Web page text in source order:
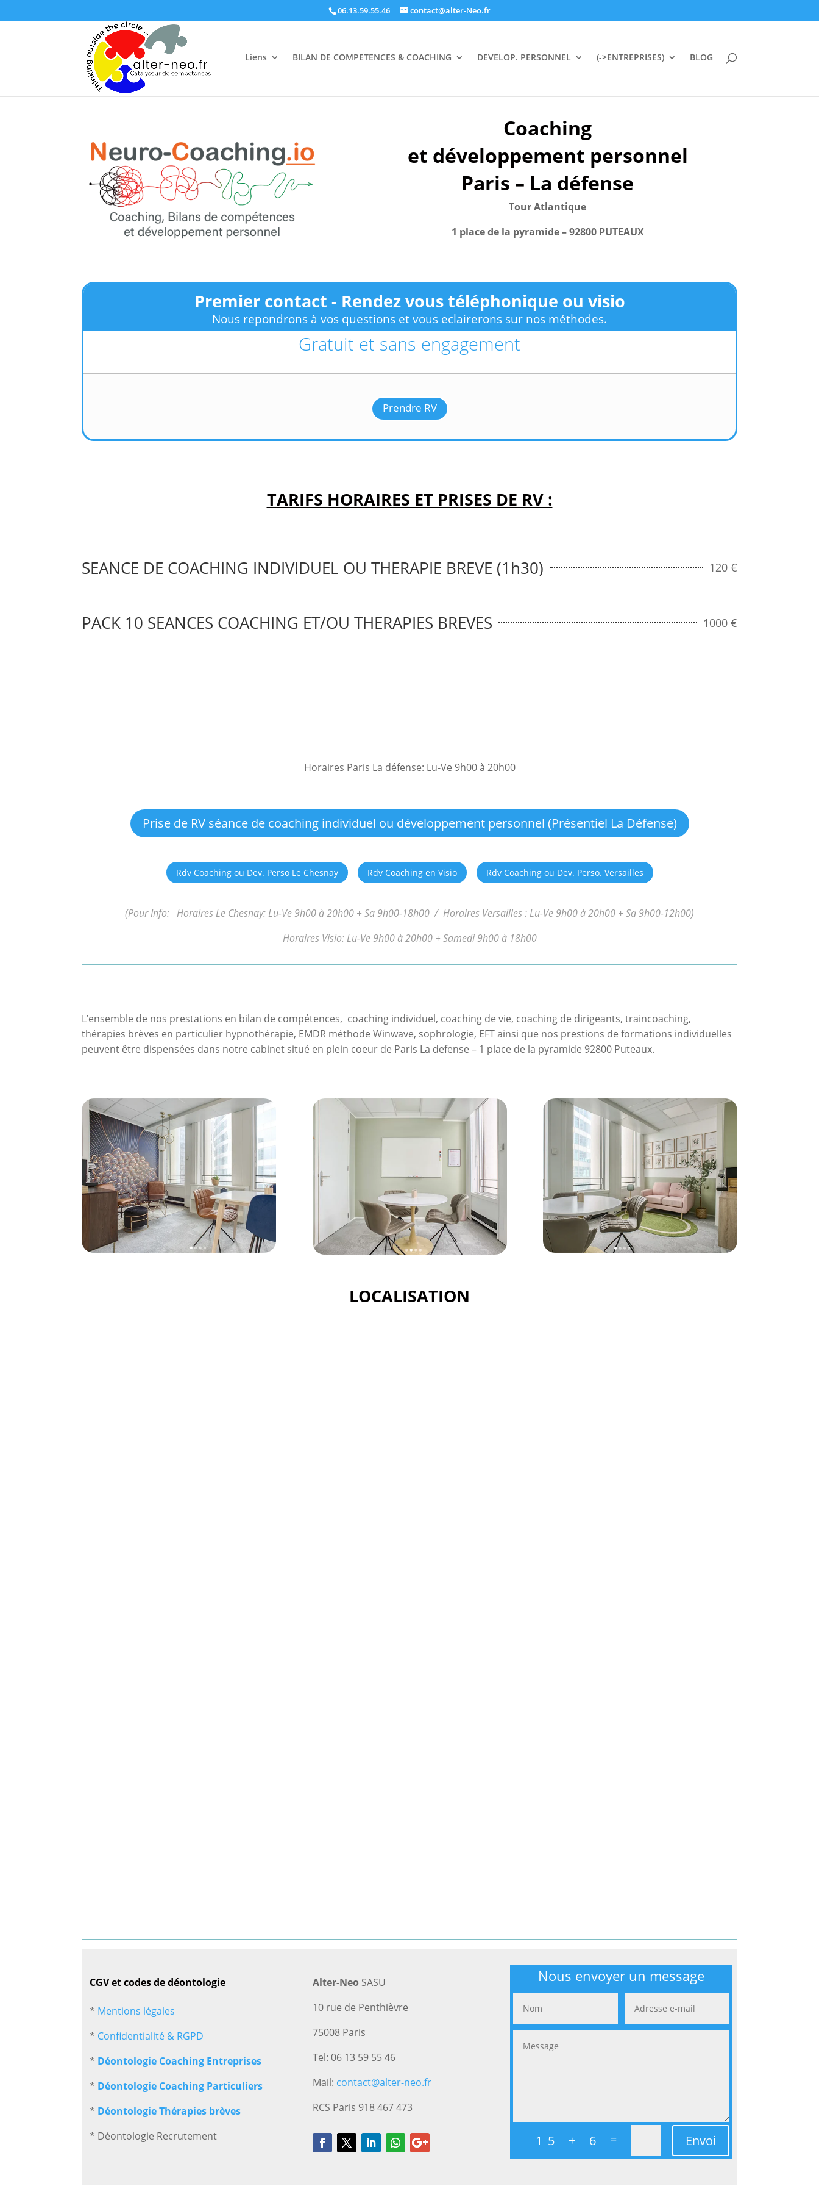
06.13.59.55.46 contact@alter-Neo.fr
Liens BILAN DE COMPETENCES & COACHING DEVELOP. PERSONNEL (->ENTREPRISES) BLOG
Coaching
et développement personnel
Paris – La défense
Tour Atlantique
1 place de la pyramide –92800 PUTEAUX
Premier contact - Rendez vous téléphonique ou visio
Nous repondrons à vos questions et vous eclairerons sur nos méthodes.
Gratuit et sans engagement
Prendre RV
TARIFS HORAIRES ET PRISES DE RV :
SEANCE DE COACHING INDIVIDUEL OU THERAPIE BREVE (1h30) 120 €
PACK 10 SEANCES COACHING ET/OU THERAPIES BREVES 1000 €
Horaires Paris La défense: Lu-Ve 9h00 à 20h00
Prise de RV séance de coaching individuel ou développement personnel (Présentiel La Défense)
Rdv Coaching ou Dev. Perso Le Chesnay Rdv Coaching en Visio Rdv Coaching ou Dev. Perso. Versailles
(Pour Info: Horaires Le Chesnay: Lu-Ve 9h00 à 20h00 + Sa 9h00-18h00 / Horaires Versailles : Lu-Ve 9h00 à 20h00 + Sa 9h00-12h00)
Horaires Visio: Lu-Ve 9h00 à 20h00 + Samedi 9h00 à 18h00
L’ensemble de nos prestations en bilan de compétences, coaching individuel, coaching de vie, coaching de dirigeants, traincoaching,
thérapies brèves en particulier hypnothérapie, EMDR méthode Winwave, sophrologie, EFT ainsi que nos prestions de formations individuelles
peuvent être dispensées dans notre cabinet situé en plein coeur de Paris La defense – 1 place de la pyramide 92800 Puteaux.
LOCALISATION
CGV et codes de déontologie
* Mentions légales
* Confidentialité & RGPD
* Déontologie Coaching Entreprises
* Déontologie Coaching Particuliers
* Déontologie Thérapies brèves
* Déontologie Recrutement
Alter-Neo SASU
10 rue de Penthièvre
75008 Paris
Tel: 06 13 59 55 46
Mail: contact@alter-neo.fr
RCS Paris 918 467 473
Nous envoyer un message
15 + 6 = Envoi